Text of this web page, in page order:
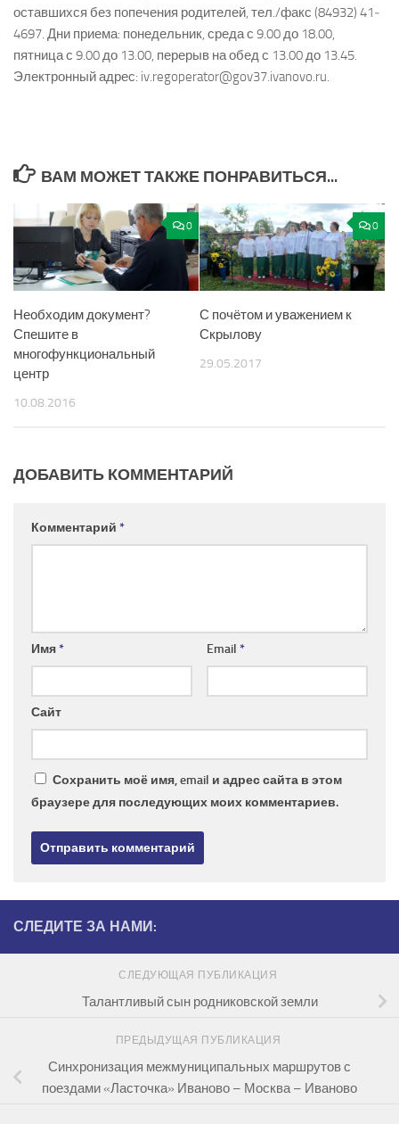
оставшихся без попечения родителей, тел./факс (84932) 41­
46­97. Дни приема: понедельник, среда с 9.00 до 18.00,
пятница с 9.00 до 13.00, перерыв на обед с 13.00 до 13.45.
Электронный адрес: iv.regoperator@gov37.ivanovo.ru.
ВАМ МОЖЕТ ТАКЖЕ ПОНРАВИТЬСЯ...
0
Необходим документ?
Спешите в
многофункциональный
центр
10.08.2016
0
С почётом и уважением к
Скрылову
29.05.2017
ДОБАВИТЬ КОММЕНТАРИЙ
Комментарий *
Имя* Email *
Сайт
Сохранить моё имя, email и адрес сайта в этом
браузере для последующих моих комментариев.
СЛЕДИТЕ ЗА НАМИ:
СЛЕДУЮЩАЯ ПУБЛИКАЦИЯ
Талантливый сын родниковской земли
ПРЕДЫДУЩАЯ ПУБЛИКАЦИЯ
Синхронизация межмуниципальных маршрутов с
поездами «Ласточка» Иваново – Москва – Иваново